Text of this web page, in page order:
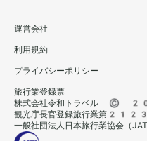
運営会社
利用規約
プライバシーポリシー
旅行業登録票
株式会社令和トラベル ©
観光庁長官登録旅行業第
一般社団法人日本旅行業協会（